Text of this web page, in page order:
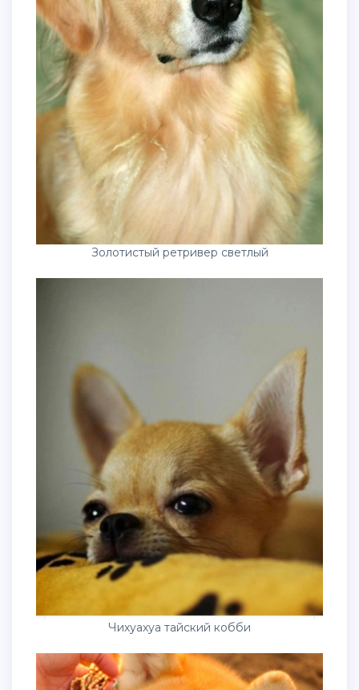
Золотистый ретривер светлый
Чихуахуа тайский кобби